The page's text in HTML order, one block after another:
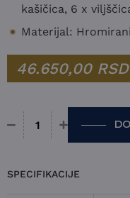
kašičica, 6 x
Materijal:
46.650,00 RSD
Escajg 30 delova
SPECIFIKACIJE